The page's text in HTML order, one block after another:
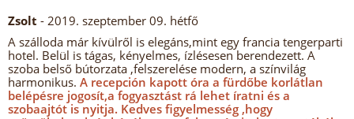
Zsolt - 2019. szeptember 09. hétfő
A szálloda már kívülről is elegáns,mint egy francia tengerparti
hotel. Belül is tágas, kényelmes, ízlésesen berendezett. A
szoba belső bútorzata ,felszerelése modern, a színvilág
harmonikus. A recepción kapott óra a fürdőbe korlátlan
belépésre jogosít,a fogyasztást rá lehet íratni és a
szobaajtót is nyitja. Kedves figyelmesség ,hogy